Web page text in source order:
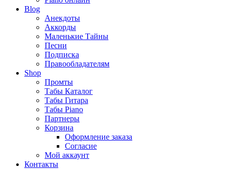
Blog
Анекдоты
Аккорды
Маленькие Тайны
Песни
Подписка
Правообладателям
Shop
Промты
Табы Каталог
Табы Гитара
Табы Piano
Партнеры
Корзина
Оформление заказа
Согласие
Мой аккаунт
Контакты